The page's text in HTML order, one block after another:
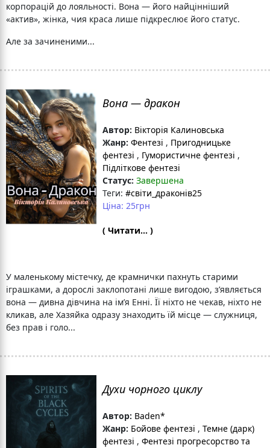
корпорацій до лояльності. Вона — його найцінніший
«актив», жінка, чия краса лише підкреслює його статус.
Але за зачиненими...
Вона — дракон
Автор: Вікторія Калиновська
Жанр: Фентезі , Пригодницьке
фентезі , Гумористичне фентезі ,
Підліткове фентезі
Статус: Завершена
Теги: #світи_драконів25
Ціна: 25грн
( Читати... )
У маленькому містечку, де крамнички пахнуть старими
іграшками, а дорослі заклопотані лише вигодою, з’являється
вона — дивна дівчина на ім’я Енні. Її ніхто не чекав, ніхто не
кликав, але Хазяйка одразу знаходить їй місце — служниця,
без прав і голо...
Духи чорного циклу
Автор: Baden*
Жанр: Бойове фентезі , Темне (дарк)
фентезі , Фентезі прогресорство та